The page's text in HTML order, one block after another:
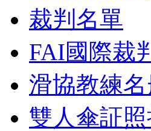
裁判名單
FAI國際裁
滑協教練
雙人傘証